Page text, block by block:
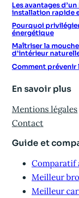
Les avantages
installation rapide
Pourquoi
énergétique
Maîtriser la
d’intérieur
Comment prévenir
En savoir plus
Mentions légales
Contact
Guide et
Comparatif
Meilleur
Meilleur